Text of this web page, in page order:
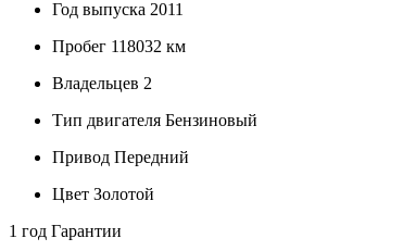
Год выпуска 2011
Пробег 118032 км
Владельцев 2
Тип двигателя Бензиновый
Привод Передний
Цвет Золотой
1 год Гарантии